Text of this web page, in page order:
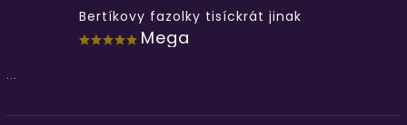
Bertíkovy fazolky tisíckrát jinak
Mega
...